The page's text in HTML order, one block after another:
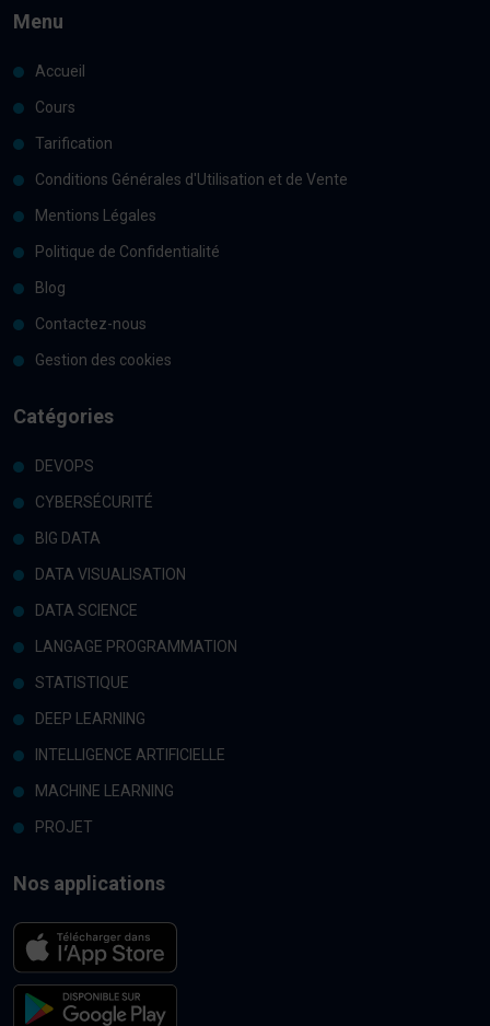
Menu
Accueil
Cours
Tarification
Conditions Générales d'Utilisation et de Vente
Mentions Légales
Politique de Confidentialité
Blog
Contactez-nous
Gestion des cookies
Catégories
DEVOPS
CYBERSÉCURITÉ
BIG DATA
DATA VISUALISATION
DATA SCIENCE
LANGAGE PROGRAMMATION
STATISTIQUE
DEEP LEARNING
INTELLIGENCE ARTIFICIELLE
MACHINE LEARNING
PROJET
Nos applications